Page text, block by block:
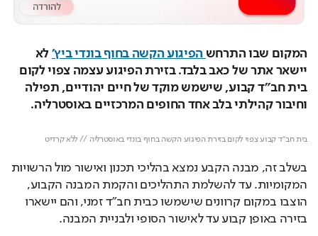
המקום שבו התרחש הפיגוע הקשה בחוף בונדי ביץ'
וחיבור קהילתי בלב אחד החופים המרכזיים באוסטרליה.
בית חב"ד קבוע צפוי לקום בזירת הפיגוע הקשה בחוף בונדי באוסטרליה // ללא קרדיט
בזירה באופן קבוע עד לאישור הסופי ולבניית המבנה.